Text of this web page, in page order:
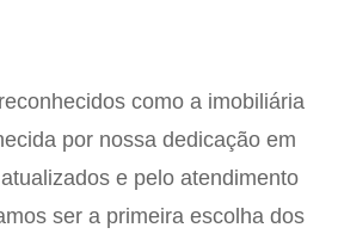
como a imobiliária
por nossa dedicação em
e pelo atendimento
ser a primeira escolha dos